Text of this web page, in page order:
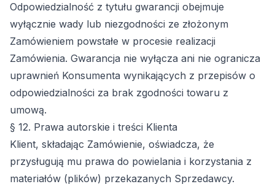
Odpowiedzialność z tytułu gwarancji obejmuje
wyłącznie wady lub niezgodności ze złożonym
Zamówieniem powstałe w procesie realizacji
Zamówienia. Gwarancja nie wyłącza ani nie ogranicza
uprawnień Konsumenta wynikających z przepisów o
odpowiedzialności za brak zgodności towaru z
umową.
§ 12. Prawa autorskie i treści Klienta
Klient, składając Zamówienie, oświadcza, że
przysługują mu prawa do powielania i korzystania z
materiałów (plików) przekazanych Sprzedawcy.